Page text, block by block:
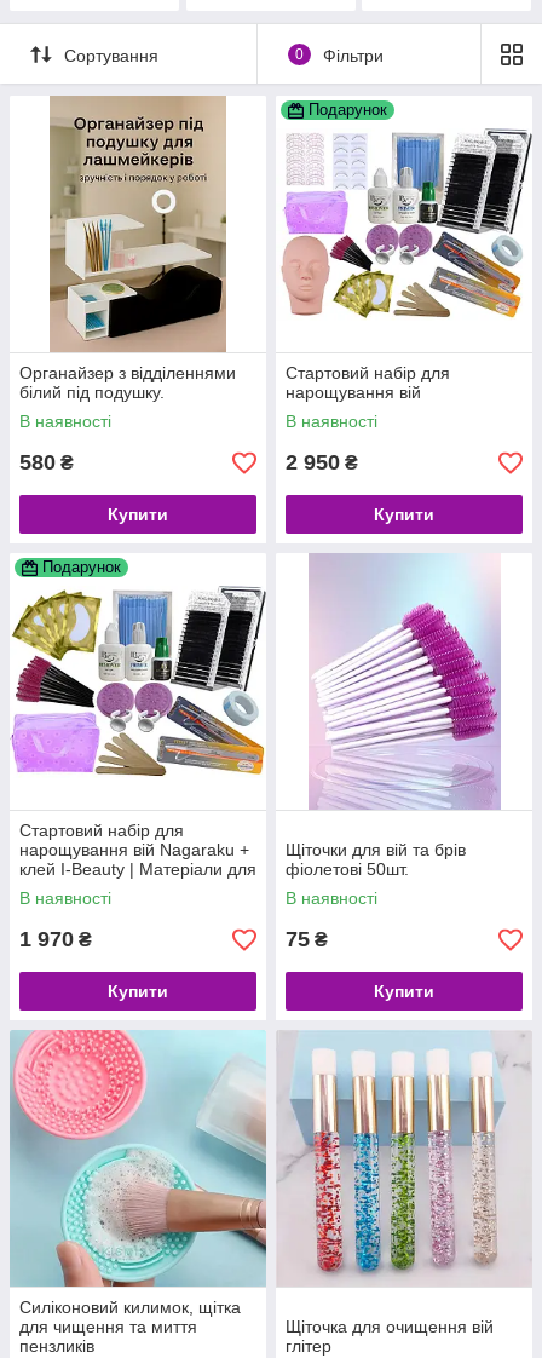
Сортування 0 Фільтри
Органайзер з відділеннями
білий під подушку.
В наявності
580 ₴
Купити
Подарунок
Стартовий набір для
нарощування вій
В наявності
2 950 ₴
Купити
Подарунок
Стартовий набір для
нарощування вій Nagaraku +
клей I-Beauty | Матеріали для
лешмейкера
В наявності
1 970 ₴
Купити
Щіточки для вій та брів
фіолетові 50шт.
В наявності
75 ₴
Купити
Силіконовий килимок, щітка
для чищення та миття
пензликів
Щіточка для очищення вій
глітер